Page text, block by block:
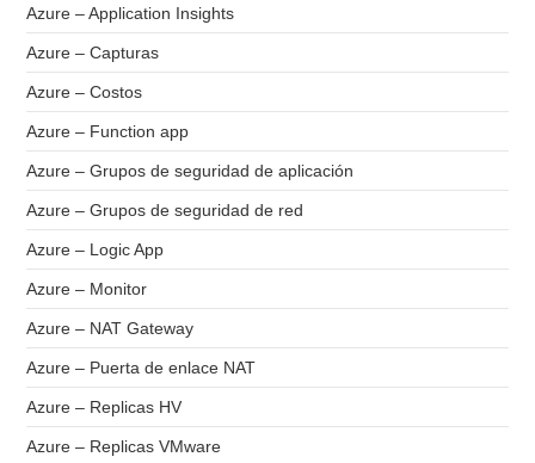
Azure – Application Insights
Azure – Capturas
Azure – Costos
Azure – Function app
Azure – Grupos de seguridad de aplicación
Azure – Grupos de seguridad de red
Azure – Logic App
Azure – Monitor
Azure – NAT Gateway
Azure – Puerta de enlace NAT
Azure – Replicas HV
Azure – Replicas VMware